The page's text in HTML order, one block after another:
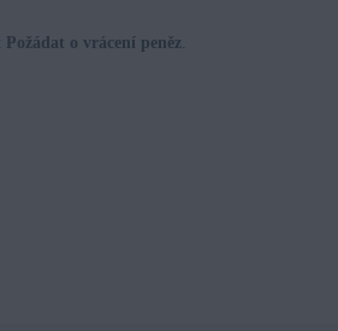
Požádat o vrácení peněz